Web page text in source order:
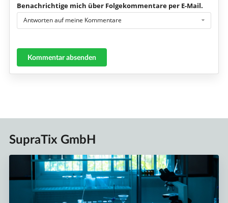
Benachrichtige mich über Folgekommentare per E-Mail.
Antworten auf meine Kommentare
Kommentar absenden
SupraTix GmbH